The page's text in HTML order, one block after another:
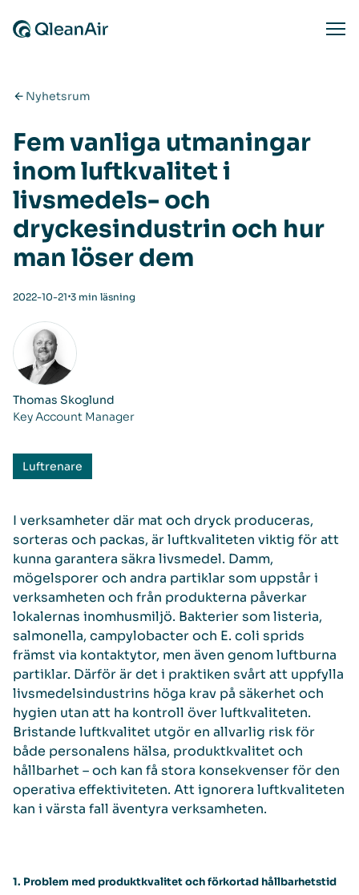
Nyhetsrum
Fem vanliga utmaningar
inom luftkvalitet i
livsmedels- och
dryckesindustrin och hur
man löser dem
2022-10-21⋅3 min läsning
Thomas Skoglund
Key Account Manager
Luftrenare
I verksamheter där mat och dryck produceras,
sorteras och packas, är luftkvaliteten viktig för att
kunna garantera säkra livsmedel. Damm,
mögelsporer och andra partiklar som uppstår i
verksamheten och från produkterna påverkar
lokalernas inomhusmiljö. Bakterier som listeria,
salmonella, campylobacter och E. coli sprids
främst via kontaktytor, men även genom luftburna
partiklar. Därför är det i praktiken svårt att uppfylla
livsmedelsindustrins höga krav på säkerhet och
hygien utan att ha kontroll över luftkvaliteten.
Bristande luftkvalitet utgör en allvarlig risk för
både personalens hälsa, produktkvalitet och
hållbarhet – och kan få stora konsekvenser för den
operativa effektiviteten. Att ignorera luftkvaliteten
kan i värsta fall äventyra verksamheten.
1. Problem med produktkvalitet och förkortad hållbarhetstid